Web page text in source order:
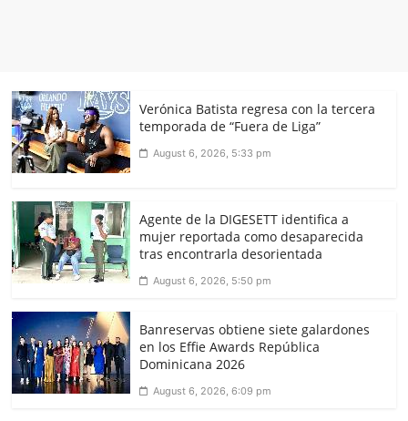
Verónica Batista regresa con la tercera
temporada de “Fuera de Liga”
August 6, 2026, 5:33 pm
Agente de la DIGESETT identifica a
mujer reportada como desaparecida
tras encontrarla desorientada
August 6, 2026, 5:50 pm
Banreservas obtiene siete galardones
en los Effie Awards República
Dominicana 2026
August 6, 2026, 6:09 pm